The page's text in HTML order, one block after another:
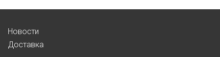
Новости
Доставка